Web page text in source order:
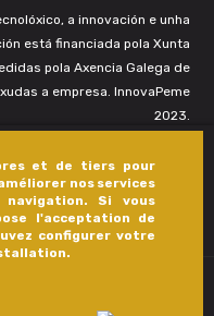
et de tiers pour
nos services
Si vous
l'acceptation de
configurer votre
a innovación e unha
está financiada pola Xunta
pola Axencia Galega de
a empresa. InnovaPeme
2023.